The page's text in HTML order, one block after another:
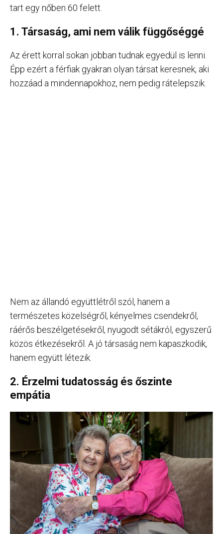
tart egy nőben 60 felett.
1. Társaság, ami nem válik függőséggé
Az érett korral sokan jobban tudnak egyedül is lenni.
Épp ezért a férfiak gyakran olyan társat keresnek, aki
hozzáad a mindennapokhoz, nem pedig rátelepszik.
Nem az állandó együttlétről szól, hanem a
természetes közelségről, kényelmes csendekről,
ráérős beszélgetésekről, nyugodt sétákról, egyszerű
közös étkezésekről. A jó társaság nem kapaszkodik,
hanem együtt létezik.
2. Érzelmi tudatosság és őszinte
empátia